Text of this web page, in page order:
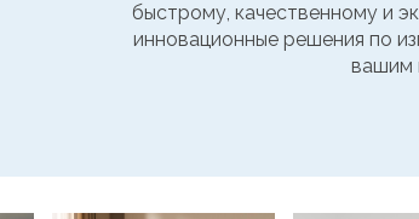
быстрому, качественному и
инновационные решения по
вашим